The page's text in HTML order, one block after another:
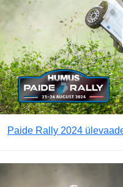
Paide Rally 2024